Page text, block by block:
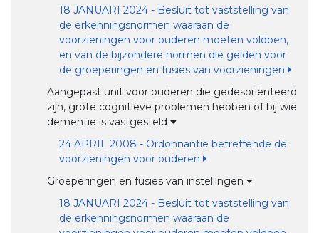
18 JANUARI 2024 - Besluit tot vaststelling van
de erkenningsnormen waaraan de
voorzieningen voor ouderen moeten voldoen,
en van de bijzondere normen die gelden voor
de groeperingen en fusies van voorzieningen
Aangepast unit voor ouderen die gedesoriënteerd
zijn, grote cognitieve problemen hebben of bij wie
dementie is vastgesteld
24 APRIL 2008 - Ordonnantie betreffende de
voorzieningen voor ouderen
Groeperingen en fusies van instellingen
18 JANUARI 2024 - Besluit tot vaststelling van
de erkenningsnormen waaraan de